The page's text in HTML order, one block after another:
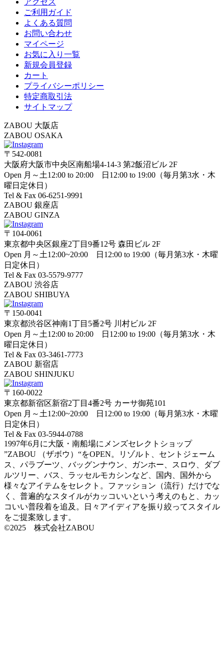
ご利用ガイド
よくある質問
お問い合わせ
マイページ
お気に入り一覧
新規会員登録
カート
プライバシーポリシー
特定商取引法
サイトマップ
ZABOU 大阪店
ZABOU OSAKA
〒542-0081
大阪府大阪市中央区南船場4-14-3 第2飯沼ビル 2F
Open 月～土12:00 to 20:00 日12:00 to 19:00（毎月第3水・木
曜日定休日）
Tel & Fax 06-6251-9991
ZABOU 銀座店
ZABOU GINZA
〒104-0061
東京都中央区銀座2丁目9番12号 森田ビル 2F
Open 月～土12:00~20:00 日12:00 to 19:00（毎月第3水・木曜
日定休日）
Tel & Fax 03-5579-9777
ZABOU 渋谷店
ZABOU SHIBUYA
〒150-0041
東京都渋谷区神南1丁目5番2号 川村ビル 2F
Open 月～土12:00 to 20:00 日12:00 to 19:00（毎月第3水・木
曜日定休日）
Tel & Fax 03-3461-7773
ZABOU 新宿店
ZABOU SHINJUKU
〒160-0022
東京都新宿区新宿2丁目4番2号 カーサ御苑101
Open 月～土12:00~20:00 日12:00 to 19:00（毎月第3水・木曜
日定休日）
Tel & Fax 03-5944-0788
1997年6月に大阪・南船場にメンズセレクトショップ
”ZABOU （ザボウ）“をOPEN。リゾルト、セントジェーム
ス、パラブーツ、バッグンナウン、ガンホー、スロウ、ダブ
ルツリー、バス、ラッセルモカシンなど、国内、国外から
様々なアイテムをセレクト。ファッション（流行）だけでな
く、普遍的なスタイルがカッコいいという考えのもと、カッ
コいい普段着を追及。日々アイディアを振り絞ってスタイル
をご提案致します。
©2025 株式会社ZABOU